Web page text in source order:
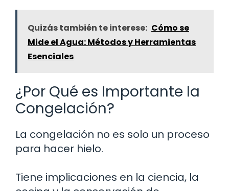
Quizás también te interese: Cómo se
Mide el Agua: Métodos y Herramientas
Esenciales
¿Por Qué es Importante la
Congelación?
La congelación no es solo un proceso
para hacer hielo.
Tiene implicaciones en la ciencia, la